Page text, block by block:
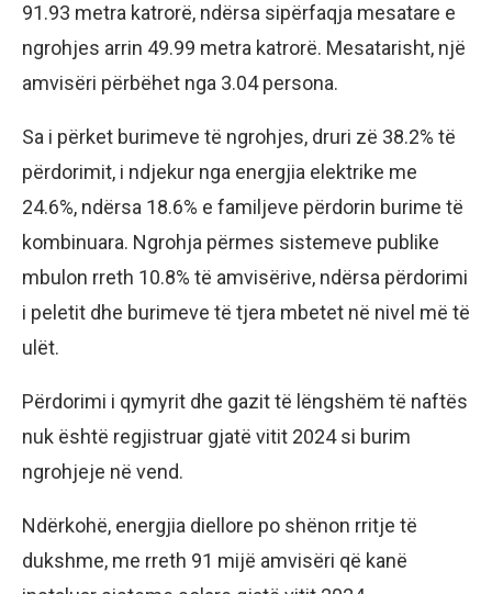
91.93 metra katrorë, ndërsa sipërfaqja mesatare e
ngrohjes arrin 49.99 metra katrorë. Mesatarisht, një
amvisëri përbëhet nga 3.04 persona.
Sa i përket burimeve të ngrohjes, druri zë 38.2% të
përdorimit, i ndjekur nga energjia elektrike me
24.6%, ndërsa 18.6% e familjeve përdorin burime të
kombinuara. Ngrohja përmes sistemeve publike
mbulon rreth 10.8% të amvisërive, ndërsa përdorimi
i peletit dhe burimeve të tjera mbetet në nivel më të
ulët.
Përdorimi i qymyrit dhe gazit të lëngshëm të naftës
nuk është regjistruar gjatë vitit 2024 si burim
ngrohjeje në vend.
Ndërkohë, energjia diellore po shënon rritje të
dukshme, me rreth 91 mijë amvisëri që kanë